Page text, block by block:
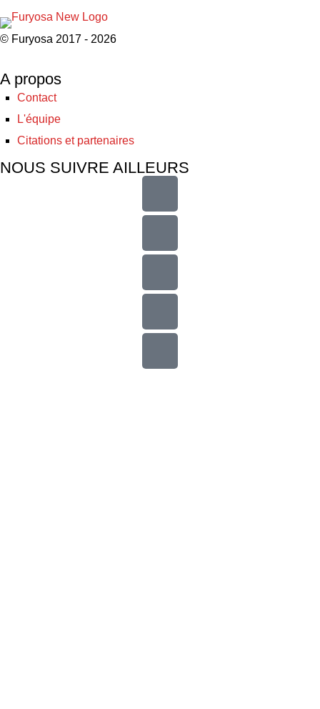
© Furyosa 2017 - 2026
A propos
Contact
L'équipe
Citations et partenaires
NOUS SUIVRE AILLEURS